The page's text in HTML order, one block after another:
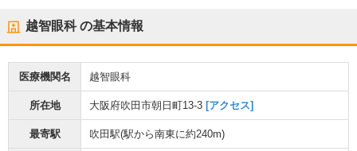
越智眼科の基本情報
医療機関名 越智眼科
所在地 大阪府吹田市朝日町13-3 [アクセス]
最寄駅 吹田駅(駅から南東に約240m)